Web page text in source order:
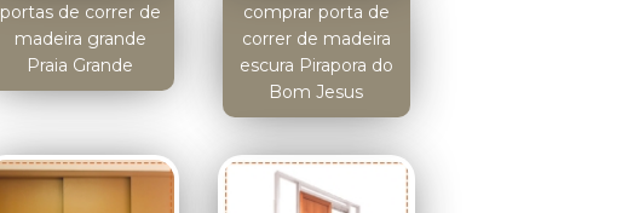
portas de correr de
madeira grande
Praia Grande
comprar porta de
correr de madeira
escura Pirapora do
Bom Jesus